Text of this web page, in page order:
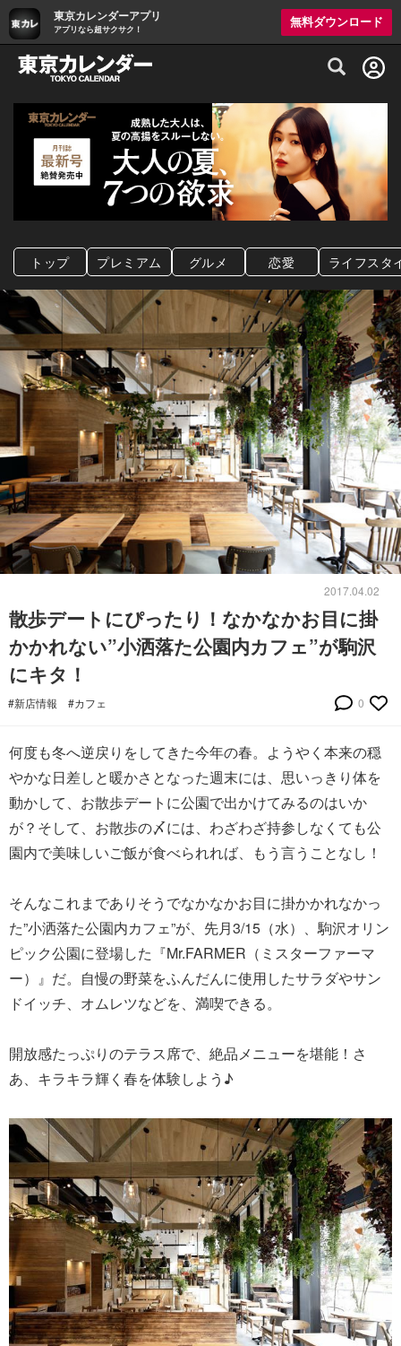
東京カレンダーアプリ
アプリなら超サクサク！
無料ダウンロード
グルメ情報・プレミアムレストラン予約
トップ プレミアム グルメ 恋愛 ライフスタ
2017.04.02
散歩デートにぴったり！なかなかお目に掛
かかれない”小洒落た公園内カフェ”が駒沢
にキタ！
#新店情報 #カフェ 0
何度も冬へ逆戻りをしてきた今年の春。ようやく本来の穏
やかな日差しと暖かさとなった週末には、思いっきり体を
動かして、お散歩デートに公園で出かけてみるのはいか
が？そして、お散歩の〆には、わざわざ持参しなくても公
園内で美味しいご飯が食べられれば、もう言うことなし！
そんなこれまでありそうでなかなかお目に掛かかれなかっ
た”小洒落た公園内カフェ”が、先月3/15（水）、駒沢オリン
ピック公園に登場した『Mr.FARMER（ミスターファーマ
ー）』だ。自慢の野菜をふんだんに使用したサラダやサン
ドイッチ、オムレツなどを、満喫できる。
開放感たっぷりのテラス席で、絶品メニューを堪能！さ
あ、キラキラ輝く春を体験しよう♪